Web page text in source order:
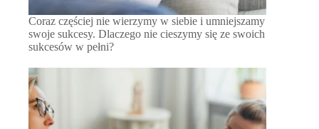
Coraz częściej nie wierzymy w siebie i umniejszamy
swoje sukcesy. Dlaczego nie cieszymy się ze swoich
sukcesów w pełni?